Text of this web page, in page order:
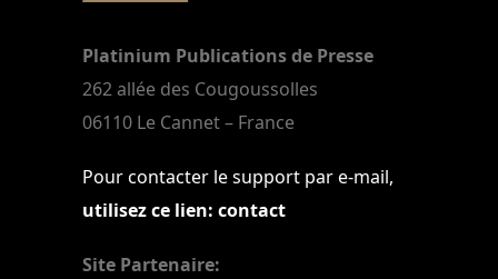
Platinium Publications de Presse
262 allée des Cougoussolles
06110 Le Cannet – France
Pour contacter le support par e-mail,
utilisez ce lien: contact
Site Partenaire: